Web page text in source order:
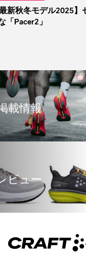
最新秋冬モデル2025】
「Pacer2」
載情報
ビュー